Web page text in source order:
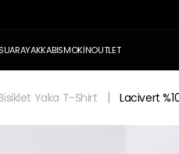
AYAKKABISMOKİNOUTLET
Yaka T-Shirt Lacivert